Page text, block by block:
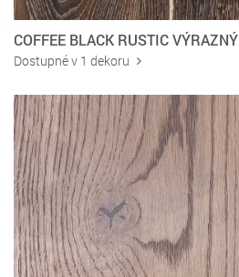
COFFEE BLACK RUSTIC VÝRAZNÝ
Dostupné v 1 dekoru